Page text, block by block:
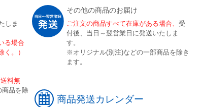
しま
る場合
。）
料無
品を除
その他の商品のお届け
ご注文の商品すべて在庫がある場合、 受
付後、当日～翌営業日に発送いたしま
す。
※オリジナル(別注)などの一部商品を除き
ます。
商品発送カレンダー